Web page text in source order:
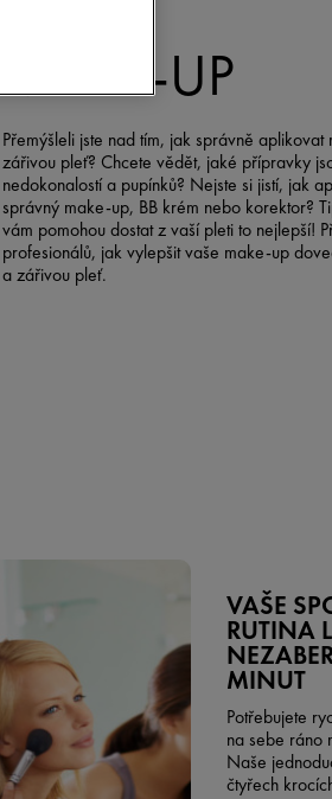
MAKE-UP
Přemýšleli jste nad tím, jak správně
zářivou pleť? Chcete vědět, jaké přípravky
nedokonalostí a pupínků? Nejste si jistí, jak
správný make-up, BB krém nebo korektor?
vám pomohou dostat z vaší pleti to nejlepší!
profesionálů, jak vylepšit vaše make-up
a zářivou pleť.
VAŠE
RUTINA
MINUT
Potřebujete
na sebe ráno
Naše
čtyřech